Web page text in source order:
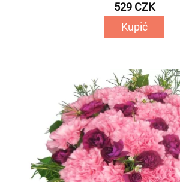
529 CZK
Kupić